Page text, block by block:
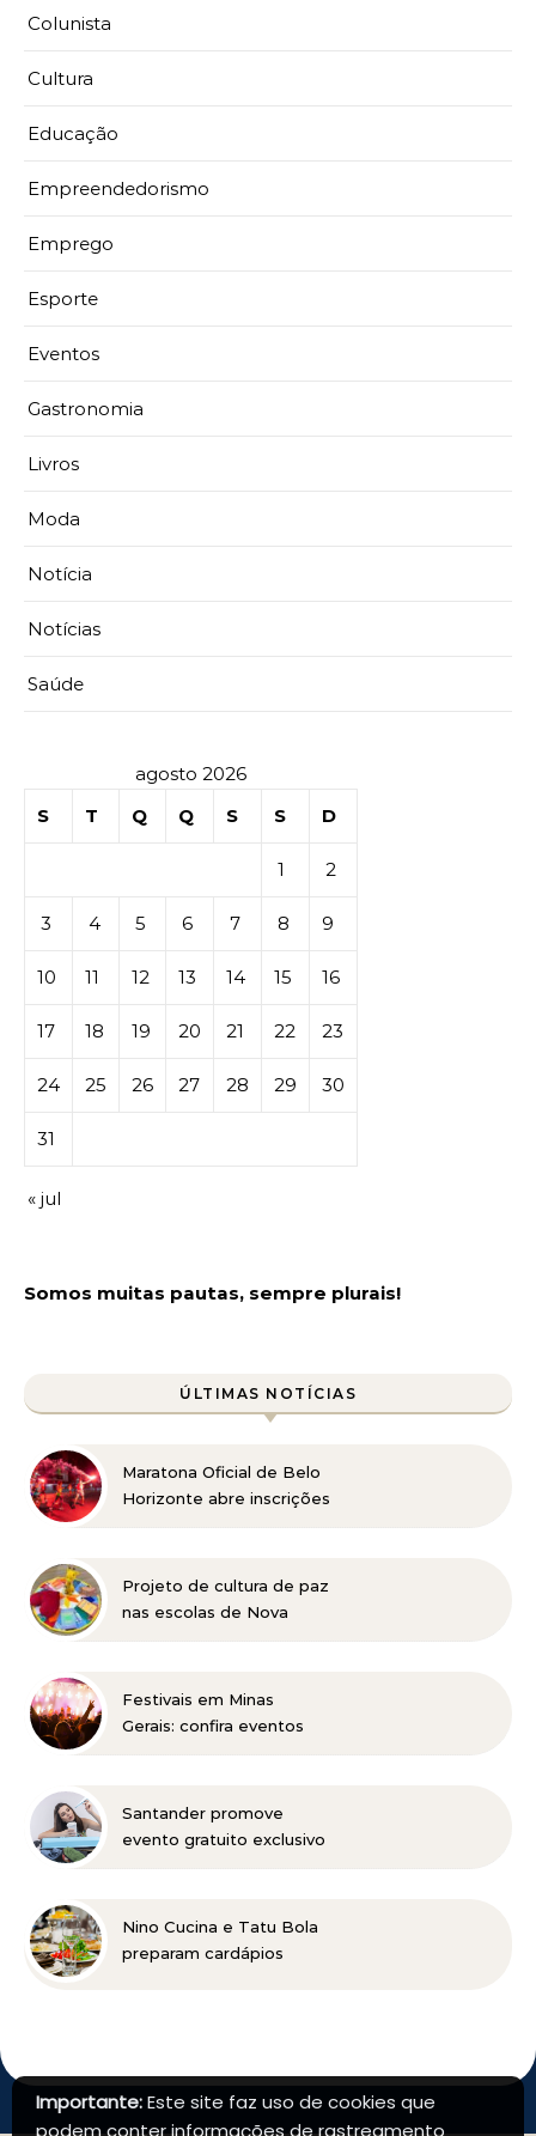
Colunista
Cultura
Educação
Empreendedorismo
Emprego
Esporte
Eventos
Gastronomia
Livros
Moda
Notícia
Notícias
Saúde
agosto 2026
S
T Q Q S S D
1 2
3 4 5 6 7 8 9
10 11 12 13 14 15 16
17 18 19 20 21 22 23
24 25 26 27 28 29 30
31
« jul
Somos muitas pautas, sempre plurais!
ÚLTIMAS NOTÍCIAS
Maratona Oficial de Belo
Horizonte abre inscrições
Projeto de cultura de paz
nas escolas de Nova
Festivais em Minas
Gerais: confira eventos
setembro
Santander promove
evento gratuito exclusivo
Horizonte
Nino Cucina e Tatu Bola
preparam cardápios
Importante:Este site faz uso de cookies que
podem conter informações de rastreamento